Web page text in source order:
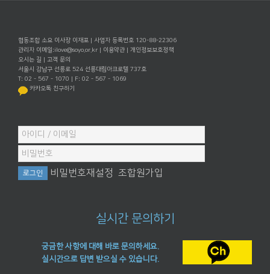
협동조합 소요 이사장 이재포 | 사업자 등록번호 120-88-22306
관리자 이메일:ilove@soyo.or.kr | 이용약관 | 개인정보보호정책
오시는 길 | 고객 문의
서울시 강남구 선릉로 524 선릉대림아크로텔 737호
T: 02 - 567 - 1070 | F: 02 - 567 - 1069
카카오톡 친구하기
비밀번호재설정 조합원가입
실시간 문의하기
궁금한 사항에 대해 바로 문의하세요.
실시간으로 답변 받으실 수 있습니다.